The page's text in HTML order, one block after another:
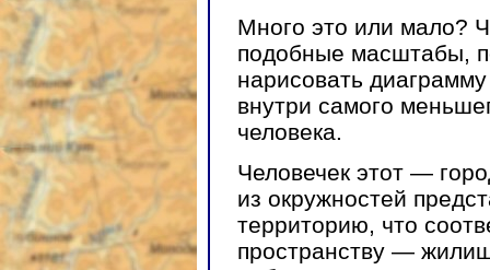
Много это или мало?
подобные масштабы,
нарисовать
внутри самого
человека.
Человечек этот —
из окружностей
территорию, что
пространству —